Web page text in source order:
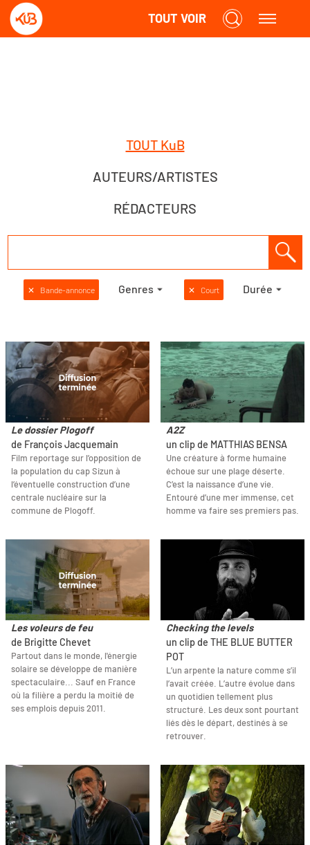
TOUT VOIR
TOUT KuB
AUTEURS/ARTISTES
RÉDACTEURS
✕ Bande-annonce Genres ✕ Court Durée
Le dossier Plogoff
de François Jacquemain
Film reportage sur l’opposition de
la population du cap Sizun à
l’éventuelle construction d’une
centrale nucléaire sur la
commune de Plogoff.
A2Z
un clip de MATTHIAS BENSA
Une créature à forme humaine
échoue sur une plage déserte.
C’est la naissance d’une vie.
Entouré d’une mer immense, cet
homme va faire ses premiers pas.
Les voleurs de feu
de Brigitte Chevet
Partout dans le monde, l'énergie
solaire se développe de manière
spectaculaire... Sauf en France
où la filière a perdu la moitié de
ses emplois depuis 2011.
Checking the levels
un clip de THE BLUE BUTTER
POT
L’un arpente la nature comme s’il
l’avait créée. L’autre évolue dans
un quotidien tellement plus
structuré. Les deux sont pourtant
liés dès le départ, destinés à se
retrouver.